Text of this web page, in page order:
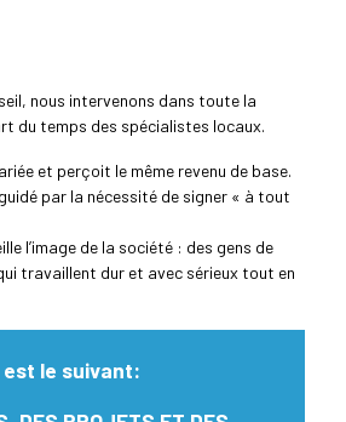
nous intervenons dans toute la
du temps des spécialistes locaux.
et perçoit le même revenu de base.
par la nécessité de signer « à tout
l’image de la société : des gens de
travaillent dur et avec sérieux tout en
le suivant: